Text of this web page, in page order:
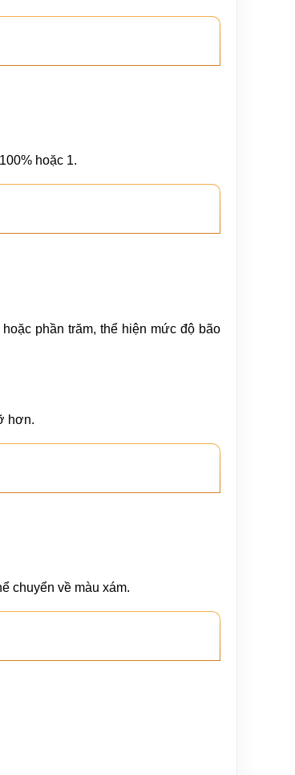
hoặc 1.
phần trăm, thể hiện mức độ bão
hơn.
chuyển về màu xám.